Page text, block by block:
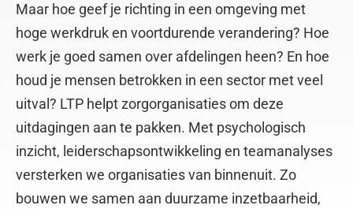
Maar hoe geef je richting in een omgeving met
hoge werkdruk en voortdurende verandering? Hoe
werk je goed samen over afdelingen heen? En hoe
houd je mensen betrokken in een sector met veel
uitval? LTP helpt zorgorganisaties om deze
uitdagingen aan te pakken. Met psychologisch
inzicht, leiderschapsontwikkeling en teamanalyses
versterken we organisaties van binnenuit. Zo
bouwen we samen aan duurzame inzetbaarheid,